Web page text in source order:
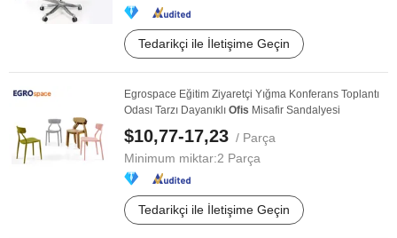
Tedarikçi ile İletişime Geçin
Egrospace Eğitim Ziyaretçi Yığma Konferans Toplantı
Odası Tarzı Dayanıklı Ofis Misafir Sandalyesi
$10,77-17,23 / Parça
Minimum miktar:2 Parça
Tedarikçi ile İletişime Geçin